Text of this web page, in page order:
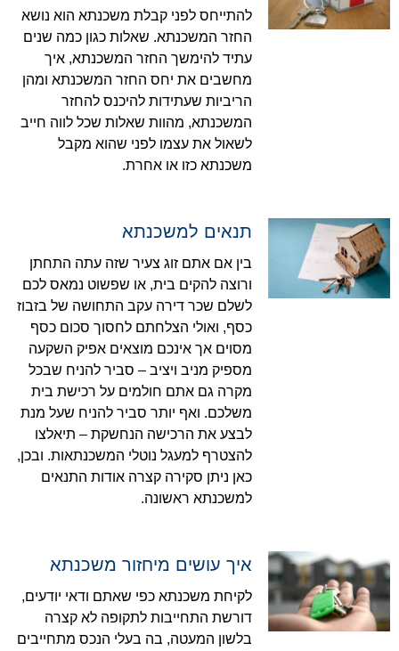
להתייחס לפני קבלת משכנתא הוא נושא
החזר המשכנתא. שאלות כגון כמה שנים
עתיד להימשך החזר המשכנתא, איך
מחשבים את יחס החזר המשכנתא ומהן
הריביות שעתידות להיכנס להחזר
המשכנתא, מהוות שאלות שכל לווה חייב
לשאול את עצמו לפני שהוא מקבל
משכנתא כזו או אחרת.
תנאים למשכנתא
בין אם אתם זוג צעיר שזה עתה התחתן
ורוצה להקים בית, או שפשוט נמאס לכם
לשלם שכר דירה עקב התחושה של בזבוז
כסף, ואולי הצלחתם לחסוך סכום כסף
מסוים אך אינכם מוצאים אפיק השקעה
מספיק מניב ויציב – סביר להניח שבכל
מקרה גם אתם חולמים על רכישת בית
משלכם. ואף יותר סביר להניח שעל מנת
לבצע את הרכישה הנחשקת – תיאלצו
להצטרף למעגל נוטלי המשכנתאות. ובכן,
כאן ניתן סקירה קצרה אודות התנאים
למשכנתא ראשונה.
איך עושים מיחזור משכנתא
לקיחת משכנתא כפי שאתם ודאי יודעים,
דורשת התחייבות לתקופה לא קצרה
בלשון המעטה, בה בעלי הנכס מתחייבים